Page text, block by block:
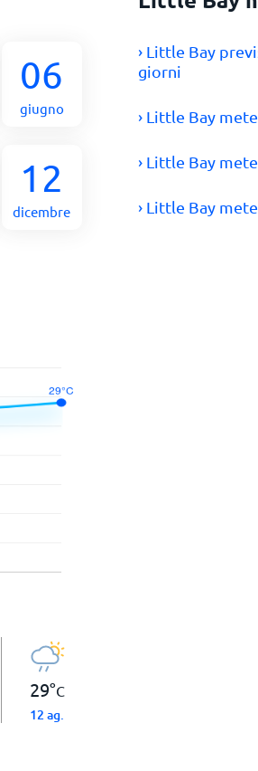
06
giugno
12
dicembre
› Little Bay
giorni
› Little Bay
› Little Bay
› Little Bay
29°C
12 ag.